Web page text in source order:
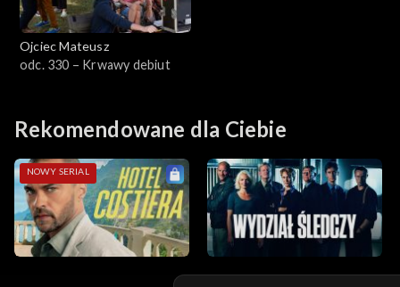
Sezon 12
Sezon 11
Sezon 9
Sezon 8
Sezon 7
Ojciec Mateusz
odc. 330 – Krwawy debiut
Rekomendowane dla Ciebie
NOWY SERIAL